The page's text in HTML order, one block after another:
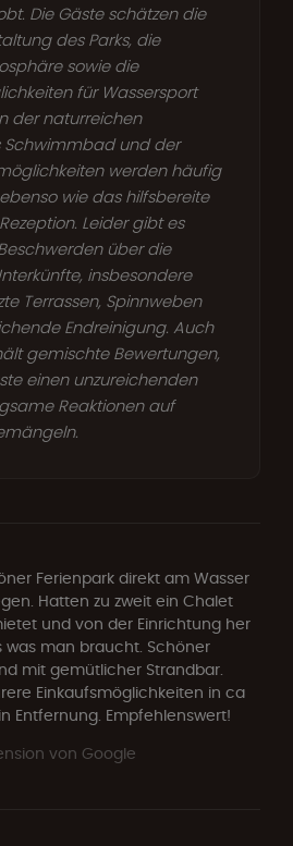
Die Gäste schätzen die
des Parks, die
sowie die
für Wassersport
der naturreichen
Schwimmbad und der
werden häufig
wie das hilfsbereite
Leider gibt es
über die
insbesondere
Terrassen, Spinnweben
Endreinigung. Auch
gemischte Bewertungen,
einen unzureichenden
Reaktionen auf
Ferienpark direkt am Wasser
Hatten zu zweit ein Chalet
und von der Einrichtung her
was man braucht. Schöner
mit gemütlicher Strandbar.
Einkaufsmöglichkeiten in ca
Entfernung. Empfehlenswert!
von Google